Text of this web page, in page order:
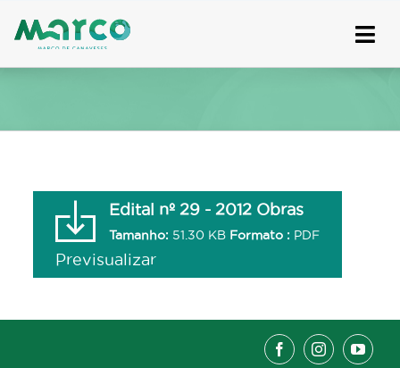
to
Edital nº 29 - 2012 Obras
Tamanho: 51.30 KB Formato : PDF
Previsualizar